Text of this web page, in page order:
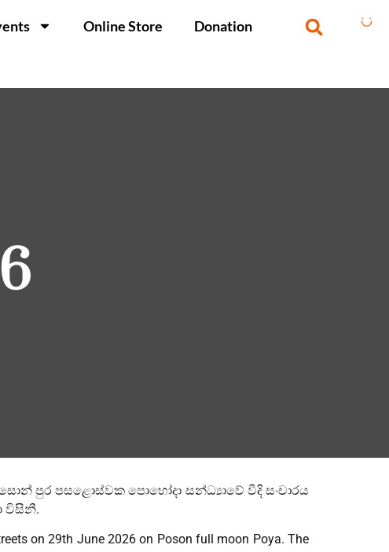
Online Store Donation
පුර පසළොස්වක පොහෝදා සන්ධ්‍යාවේ වීදි සංචාරය
විසිනී.
on 29th June 2026 on Poson full moon Poya. The